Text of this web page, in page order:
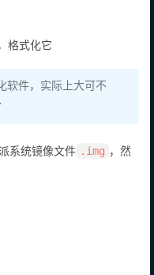
格式化它
软件，实际上大可不
系统镜像文件 .img ，然